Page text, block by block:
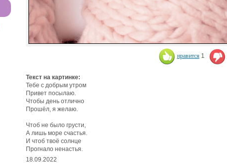
нравится 1
Текст на картинке:
Тебе с добрым утром
Привет посылаю.
Чтобы день отлично
Прошёл, я желаю.
Чтоб не было грусти,
А лишь море счастья.
И чтоб твоё солнце
Прогнало ненастья.
18.09.2022